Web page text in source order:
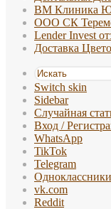
ВМ Клиника
ООО СК
Lender Invest
Доставка
Switch skin
Sidebar
Случайная
Вход /
WhatsApp
TikTok
Telegram
Одноклассники
vk.com
Reddit